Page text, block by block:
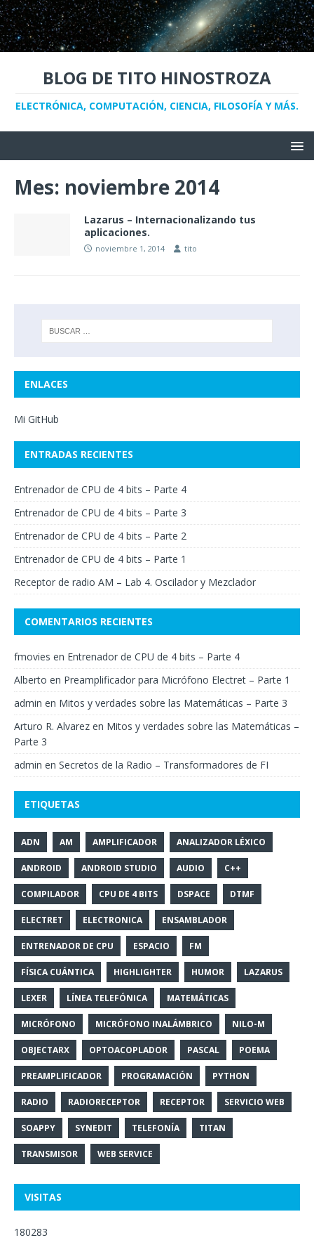
BLOG DE TITO HINOSTROZA
ELECTRÓNICA, COMPUTACIÓN, CIENCIA, FILOSOFÍA Y MÁS.
Mes: noviembre 2014
Lazarus – Internacionalizando tus
aplicaciones.
noviembre 1, 2014 tito
ENLACES
Mi GitHub
ENTRADAS RECIENTES
Entrenador de CPU de 4 bits – Parte 4
Entrenador de CPU de 4 bits – Parte 3
Entrenador de CPU de 4 bits – Parte 2
Entrenador de CPU de 4 bits – Parte 1
Receptor de radio AM – Lab 4. Oscilador y Mezclador
COMENTARIOS RECIENTES
fmovies en Entrenador de CPU de 4 bits – Parte 4
Alberto en Preamplificador para Micrófono Electret – Parte 1
admin en Mitos y verdades sobre las Matemáticas – Parte 3
Arturo R. Alvarez en Mitos y verdades sobre las Matemáticas –
Parte 3
admin en Secretos de la Radio – Transformadores de FI
ETIQUETAS
ADN AM AMPLIFICADOR ANALIZADOR LÉXICO
ANDROID ANDROID STUDIO AUDIO C++
COMPILADOR CPU DE 4 BITS DSPACE DTMF
ELECTRET ELECTRONICA ENSAMBLADOR
ENTRENADOR DE CPU ESPACIO FM
FÍSICA CUÁNTICA HIGHLIGHTER HUMOR LAZARUS
LEXER LÍNEA TELEFÓNICA MATEMÁTICAS
MICRÓFONO MICRÓFONO INALÁMBRICO NILO-M
OBJECTARX OPTOACOPLADOR PASCAL POEMA
PREAMPLIFICADOR PROGRAMACIÓN PYTHON
RADIO RADIORECEPTOR RECEPTOR SERVICIO WEB
SOAPPY SYNEDIT TELEFONÍA TITAN
TRANSMISOR WEB SERVICE
VISITAS
180283